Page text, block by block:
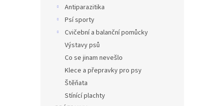
Antiparazitika
Psí sporty
Cvičební a balanční pomůcky
Výstavy psů
Co se jinam nevešlo
Klece a přepravky pro psy
Štěňata
Stínící plachty